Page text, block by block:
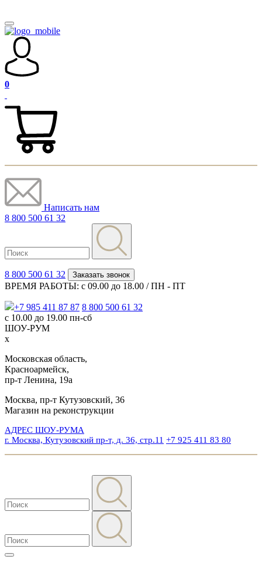
0
Написать нам
8 800 500 61 32
8 800 500 61 32 Заказать звонок
ВРЕМЯ РАБОТЫ: с 09.00 до 18.00 / ПН - ПТ
+7 985 411 87 87 8 800 500 61 32
с 10.00 до 19.00 пн-сб
ШОУ-РУМ
x
Московская область,
Красноармейск,
пр-т Ленина, 19а
Москва, пр-т Кутузовский, 36
Магазин на реконструкции
АДРЕС ШОУ-РУМА
г. Москва, Кутузовский пр-т, д. 36, стр.11 +7 925 411 83 80